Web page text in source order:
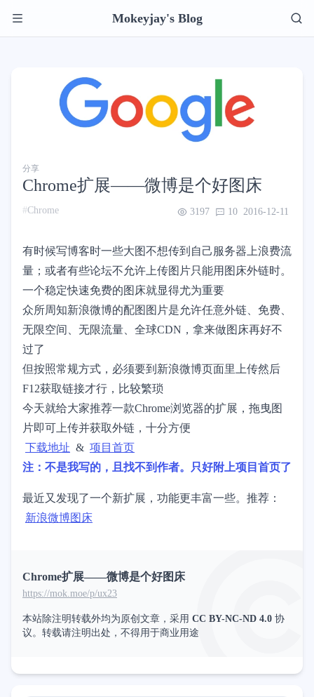
Mokeyjay's Blog
分享
Chrome扩展——微博是个好图床
Chrome 3197 10 2016-12-11
有时候写博客时一些大图不想传到自己服务器上浪费流
量；或者有些论坛不允许上传图片只能用图床外链时。
一个稳定快速免费的图床就显得尤为重要
众所周知新浪微博的配图图片是允许任意外链、免费、
无限空间、无限流量、全球CDN，拿来做图床再好不
过了
但按照常规方式，必须要到新浪微博页面里上传然后
F12获取链接才行，比较繁琐
今天就给大家推荐一款Chrome浏览器的扩展，拖曳图
片即可上传并获取外链，十分方便
下载地址 & 项目首页
注：不是我写的，且找不到作者。只好附上项目首页了
最近又发现了一个新扩展，功能更丰富一些。推荐：
新浪微博图床
Chrome扩展——微博是个好图床
https://mok.moe/p/ux23
本站除注明转载外均为原创文章，采用 CC BY-NC-ND 4.0 协
议。转载请注明出处，不得用于商业用途